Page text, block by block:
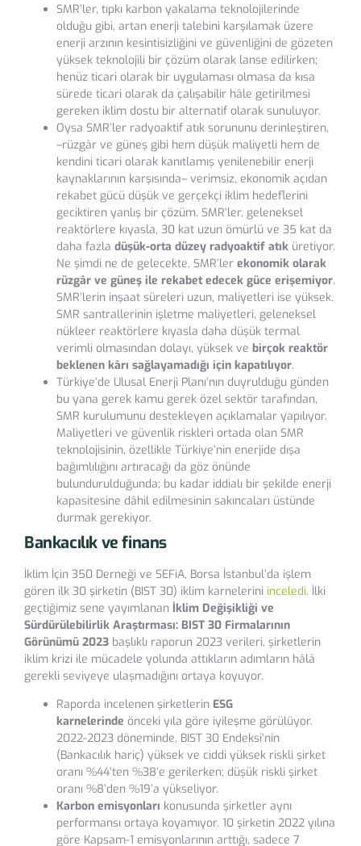
SMR’ler, tıpkı karbon yakalama teknolojilerinde
olduğu gibi, artan enerji talebini karşılamak üzere
enerji arzının kesintisizliğini ve güvenliğini de gözeten
yüksek teknolojili bir çözüm olarak lanse edilirken;
henüz ticari olarak bir uygulaması olmasa da kısa
sürede ticari olarak da çalışabilir hâle getirilmesi
gereken iklim dostu bir alternatif olarak sunuluyor.
Oysa SMR’ler radyoaktif atık sorununu derinleştiren,
–rüzgâr ve güneş gibi hem düşük maliyetli hem de
kendini ticari olarak kanıtlamış yenilenebilir enerji
kaynaklarının karşısında– verimsiz, ekonomik açıdan
rekabet gücü düşük ve gerçekçi iklim hedeflerini
geciktiren yanlış bir çözüm. SMR’ler, geleneksel
reaktörlere kıyasla, 30 kat uzun ömürlü ve 35 kat da
daha fazla düşük-orta düzey radyoaktif atık üretiyor.
Ne şimdi ne de gelecekte, SMR’ler ekonomik olarak
rüzgâr ve güneş ile rekabet edecek güce erişemiyor.
SMR’lerin inşaat süreleri uzun, maliyetleri ise yüksek.
SMR santrallerinin işletme maliyetleri, geleneksel
nükleer reaktörlere kıyasla daha düşük termal
verimli olmasından dolayı, yüksek ve birçok reaktör
beklenen kârı sağlayamadığı için kapatılıyor.
Türkiye’de Ulusal Enerji Planı’nın duyrulduğu günden
bu yana gerek kamu gerek özel sektör tarafından,
SMR kurulumunu destekleyen açıklamalar yapılıyor.
Maliyetleri ve güvenlik riskleri ortada olan SMR
teknolojisinin, özellikle Türkiye’nin enerjide dışa
bağımlılığını artıracağı da göz önünde
bulundurulduğunda; bu kadar iddialı bir şekilde enerji
kapasitesine dâhil edilmesinin sakıncaları üstünde
durmak gerekiyor.
Bankacılık ve finans
İklim İçin 350 Derneği ve SEFiA, Borsa İstanbul’da işlem
gören ilk 30 şirketin (BIST 30) iklim karnelerini inceledi. İlki
geçtiğimiz sene yayımlanan İklim Değişikliği ve
Sürdürülebilirlik Araştırması: BIST 30 Firmalarının
Görünümü 2023 başlıklı raporun 2023 verileri, şirketlerin
iklim krizi ile mücadele yolunda attıkların adımların hâlâ
gerekli seviyeye ulaşmadığını ortaya koyuyor.
Raporda incelenen şirketlerin ESG
karnelerinde önceki yıla göre iyileşme görülüyor.
2022-2023 döneminde, BIST 30 Endeksi’nin
(Bankacılık hariç) yüksek ve ciddi yüksek riskli şirket
oranı %44’ten %38’e gerilerken; düşük riskli şirket
oranı %8’den %19’a yükseliyor.
Karbon emisyonları konusunda şirketler aynı
performansı ortaya koyamıyor. 10 şirketin 2022 yılına
göre Kapsam-1 emisyonlarının arttığı, sadece 7